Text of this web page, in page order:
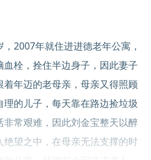
2007年就住进进德老年公寓，
栓，拴住半边身子，因此妻子
年迈的老母亲，母亲又得照顾
的儿子，每天靠在路边捡垃圾
常艰难，因此刘金宝整天以醉
望之中，在母亲无法支撑的时